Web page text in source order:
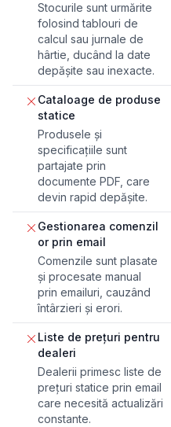
Stocurile sunt urmărite
folosind tablouri de
calcul sau jurnale de
hârtie, ducând la date
depășite sau inexacte.
Cataloage de produse
statice
Produsele și
specificațiile sunt
partajate prin
documente PDF, care
devin rapid depășite.
Gestionarea comenzil
or prin email
Comenzile sunt plasate
și procesate manual
prin emailuri, cauzând
întârzieri și erori.
Liste de prețuri pentru
dealeri
Dealerii primesc liste de
prețuri statice prin email
care necesită actualizări
constante.